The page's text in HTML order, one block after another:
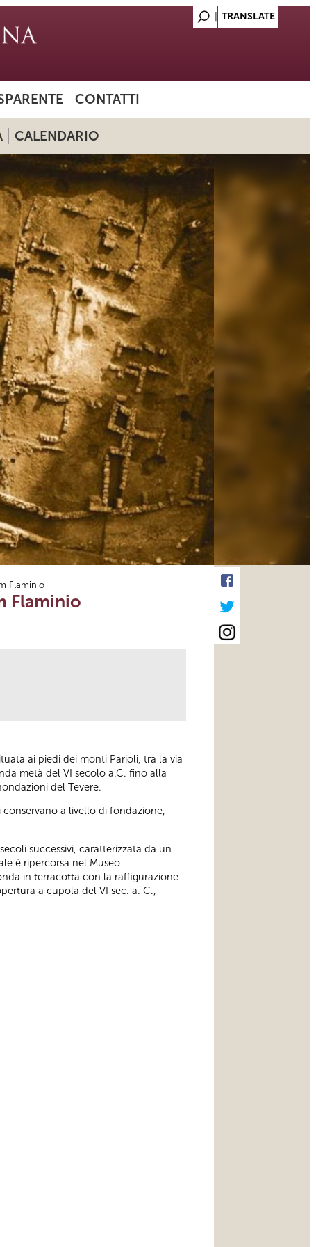
CONTATTI
CALENDARIO
Flaminio
Flaminio
ai piedi dei monti Parioli, tra la via
metà del VI secolo a.C. fino alla
del Tevere.
a livello di fondazione,
successivi, caratterizzata da un
è ripercorsa nel Museo
in terracotta con la raffigurazione
a cupola del VI sec. a. C.,